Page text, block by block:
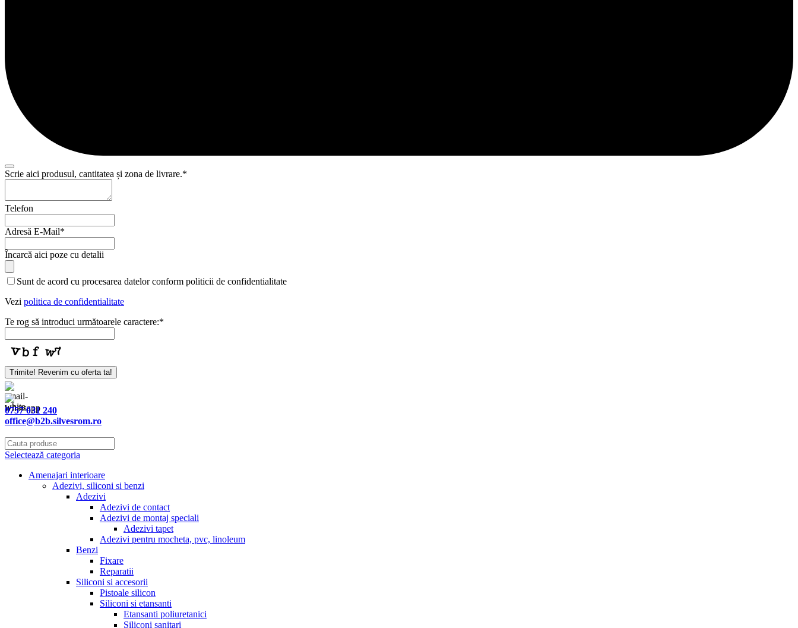
Scrie aici produsul, cantitatea și zona de livrare.*
Telefon
Adresă E-Mail*
Încarcă aici poze cu detalii
Sunt de acord cu procesarea datelor conform politicii de confidentialitate
Vezi politica de confidentialitate
Te rog să introduci următoarele caractere:*
Email*
Trimite! Revenim cu oferta ta!
0757 031 240
office@b2b.silvesrom.ro
Selectează categoria
Amenajari interioare
Adezivi, siliconi si benzi
Adezivi
Adezivi de contact
Adezivi de montaj speciali
Adezivi tapet
Adezivi pentru mocheta, pvc, linoleum
Benzi
Fixare
Reparatii
Siliconi si accesorii
Pistoale silicon
Siliconi si etansanti
Etansanti poliuretanici
Siliconi sanitari